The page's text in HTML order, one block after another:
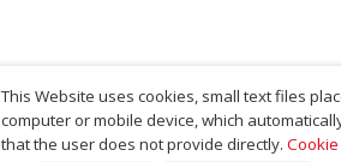
This Website uses cookies, small text files
computer or mobile device, which
that the user does not provide directly.